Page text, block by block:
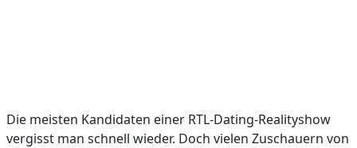
Die meisten Kandidaten einer RTL-Dating-Realityshow
vergisst man schnell wieder. Doch vielen Zuschauern von